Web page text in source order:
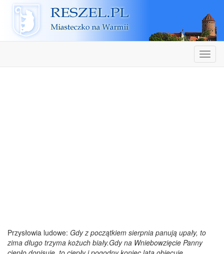
Reszel
Przysłowia ludowe: Gdy z początkiem sierpnia panują upały, to
zima długo trzyma kożuch biały.Gdy na Wniebowzięcie Panny